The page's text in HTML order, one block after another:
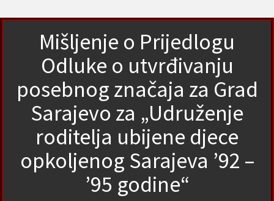
Mišljenje o Prijedlogu
Odluke o utvrđivanju
posebnog značaja za Grad
Sarajevo za „Udruženje
roditelja ubijene djece
opkoljenog Sarajeva ’92 –
’95 godine“